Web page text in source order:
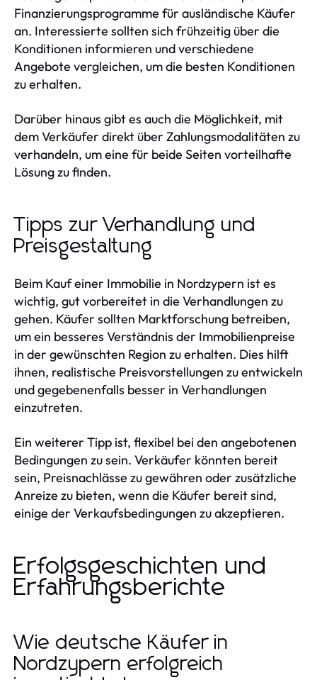
Finanzierungsprogramme für ausländische Käufer
an. Interessierte sollten sich frühzeitig über die
Konditionen informieren und verschiedene
Angebote vergleichen, um die besten Konditionen
zu erhalten.
Darüber hinaus gibt es auch die Möglichkeit, mit
dem Verkäufer direkt über Zahlungsmodalitäten zu
verhandeln, um eine für beide Seiten vorteilhafte
Lösung zu finden.
Tipps zur Verhandlung und
Preisgestaltung
Beim Kauf einer Immobilie in Nordzypern ist es
wichtig, gut vorbereitet in die Verhandlungen zu
gehen. Käufer sollten Marktforschung betreiben,
um ein besseres Verständnis der Immobilienpreise
in der gewünschten Region zu erhalten. Dies hilft
ihnen, realistische Preisvorstellungen zu entwickeln
und gegebenenfalls besser in Verhandlungen
einzutreten.
Ein weiterer Tipp ist, flexibel bei den angebotenen
Bedingungen zu sein. Verkäufer könnten bereit
sein, Preisnachlässe zu gewähren oder zusätzliche
Anreize zu bieten, wenn die Käufer bereit sind,
einige der Verkaufsbedingungen zu akzeptieren.
Erfolgsgeschichten und
Erfahrungsberichte
Wie deutsche Käufer in
Nordzypern erfolgreich